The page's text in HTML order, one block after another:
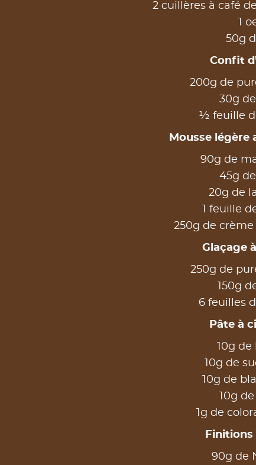
2 cuillères à café
1
50g
Confit
200g de
30g
½ feuille
Mousse légère
90g de
45g
20g de
1 feuille
250g de
Glaçage
250g de
150g
6 feuilles
Pâte à
10g
10g de
10g de
10g
1g de
90g de